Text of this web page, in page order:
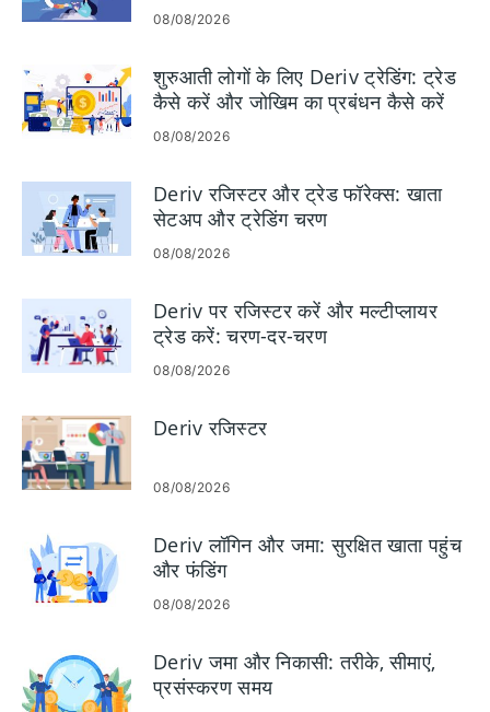
08/08/2026
शुरुआती लोगों के लिए Deriv ट्रेडिंग: ट्रेड
कैसे करें और जोखिम का प्रबंधन कैसे करें
08/08/2026
Deriv रजिस्टर और ट्रेड फॉरेक्स: खाता
सेटअप और ट्रेडिंग चरण
08/08/2026
Deriv पर रजिस्टर करें और मल्टीप्लायर
ट्रेड करें: चरण-दर-चरण
08/08/2026
Deriv रजिस्टर
08/08/2026
Deriv लॉगिन और जमा: सुरक्षित खाता पहुंच
और फंडिंग
08/08/2026
Deriv जमा और निकासी: तरीके, सीमाएं,
प्रसंस्करण समय